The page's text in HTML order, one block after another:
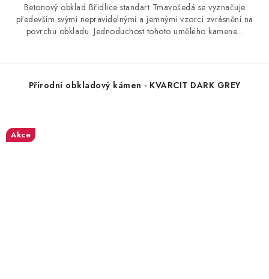
Betonový obklad Břidlice standart Tmavošedá se vyznačuje
především svými nepravidelnými a jemnými vzorci zvrásnění na
povrchu obkladu. Jednoduchost tohoto umělého kamene...
Přírodní obkladový kámen - KVARCIT DARK GREY
Akce